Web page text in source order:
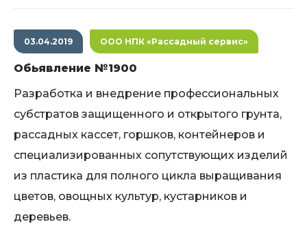
03.04.2019 ООО НПК «Рассадный сервис»
Обьявление №1900
Разработка и внедрение профессиональных
субстратов защищенного и открытого грунта,
рассадных кассет, горшков, контейнеров и
специализированных сопутствующих изделий
из пластика для полного цикла выращивания
цветов, овощных культур, кустарников и
деревьев.